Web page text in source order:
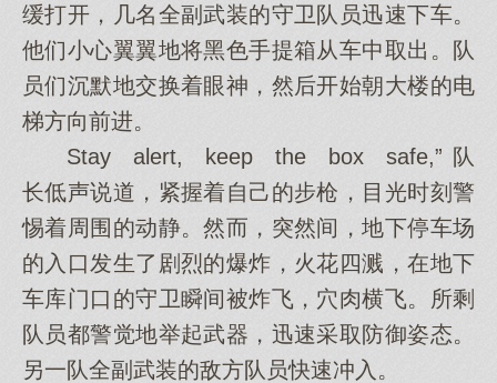
缓打开，几名全副武装的守卫队员迅速下车。
他们小心翼翼地将黑色手提箱从车中取出。队
员们沉默地交换着眼神，然后开始朝大楼的电
梯方向前进。
Stay alert, keep the box safe,”队
长低声说道，紧握着自己的步枪，目光时刻警
惕着周围的动静。然而，突然间，地下停车场
的入口发生了剧烈的爆炸，火花四溅，在地下
车库门口的守卫瞬间被炸飞，穴肉横飞。所剩
队员都警觉地举起武器，迅速采取防御姿态。
另一队全副武装的敌方队员快速冲入。